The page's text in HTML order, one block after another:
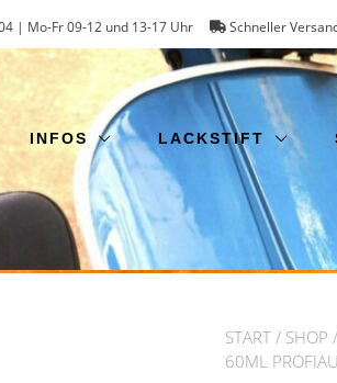
| Mo-Fr 09-12 und 13-17 Uhr Schneller
INFOS LACKSTIFT
START / SHOP /
60ML